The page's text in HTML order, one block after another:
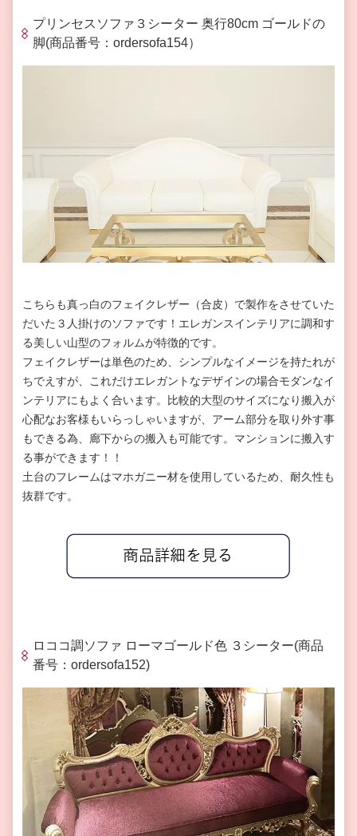
プリンセスソファ３シーター 奥行80cm ゴールドの
脚(商品番号：ordersofa154）
こちらも真っ白のフェイクレザー（合皮）で製作をさせていた
だいた３人掛けのソファです！エレガンスインテリアに調和す
る美しい山型のフォルムが特徴的です。
フェイクレザーは単色のため、シンプルなイメージを持たれが
ちでえすが、これだけエレガントなデザインの場合モダンなイ
ンテリアにもよく合います。比較的大型のサイズになり搬入が
心配なお客様もいらっしゃいますが、アーム部分を取り外す事
もできる為、廊下からの搬入も可能です。マンションに搬入す
る事ができます！！
土台のフレームはマホガニー材を使用しているため、耐久性も
抜群です。
ロココ調ソファ ローマゴールド色 ３シーター(商品
番号： ordersofa152)